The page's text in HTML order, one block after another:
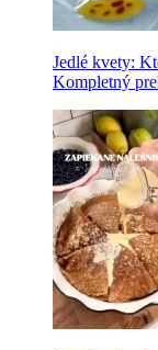
Jedlé kvety:
Kompletný